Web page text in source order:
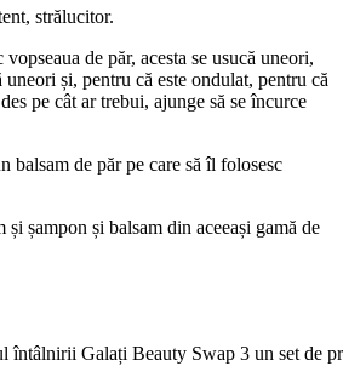
strălucitor.
de păr, acesta se usucă uneori,
și, pentru că este ondulat, pentru că
pe cât ar trebui, ajunge să se încurce
balsam de păr pe care să îl folosesc
șampon și balsam din aceeași gamă de
întâlnirii Galați Beauty Swap 3 un set de